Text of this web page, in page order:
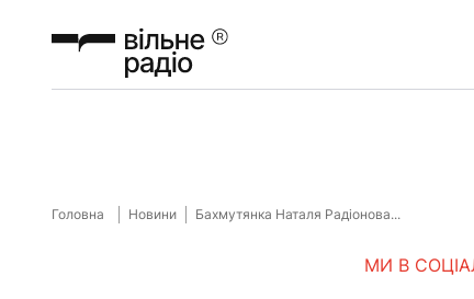
Головна Новини Бахмутянка Наталя Радіонова...
МИ В